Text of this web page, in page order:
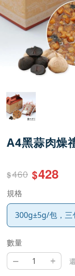
A4黑蒜肉燥
$460 $428
規格
300g±5g/包，三
數量
– +